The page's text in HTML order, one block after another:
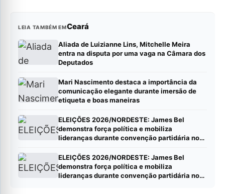
LEIA TAMBÉM EMCeará
Aliada de Luizianne Lins, Mitchelle Meira
entra na disputa por uma vaga na Câmara dos
Deputados
Mari Nascimento destaca a importância da
comunicação elegante durante imersão de
etiqueta e boas maneiras
ELEIÇÕES 2026/NORDESTE: James Bel
demonstra força política e mobiliza
lideranças durante convenção partidária no
ELEIÇÕES 2026/NORDESTE: James Bel
demonstra força política e mobiliza
lideranças durante convenção partidária no